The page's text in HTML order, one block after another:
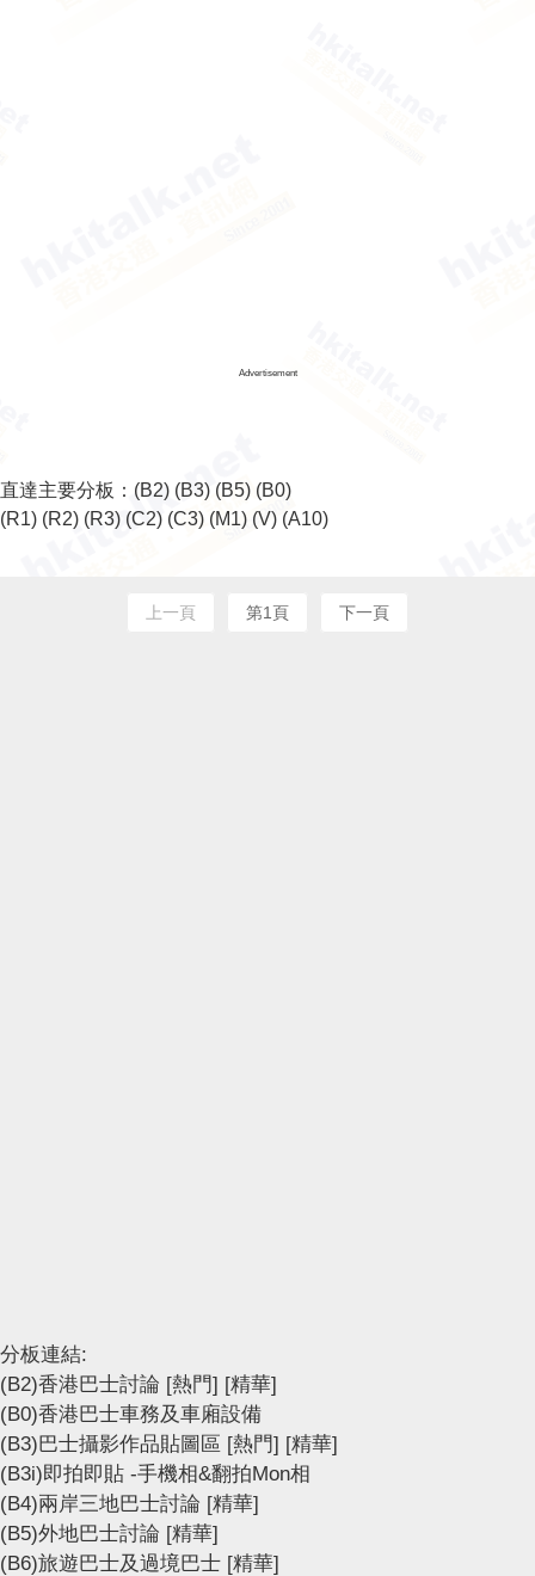
Advertisement
直達主要分板： (B2) (B3) (B5) (B0)
(R1) (R2) (R3) (C2) (C3) (M1) (V) (A10)
上一頁 第1頁 下一頁
分板連結:
(B2)香港巴士討論 [熱門] [精華]
(B0)香港巴士車務及車廂設備
(B3)巴士攝影作品貼圖區 [熱門] [精華]
(B3i)即拍即貼 -手機相&翻拍Mon相
(B4)兩岸三地巴士討論 [精華]
(B5)外地巴士討論 [精華]
(B6)旅遊巴士及過境巴士 [精華]